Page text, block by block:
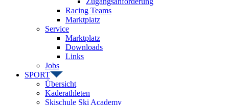
Racing Teams
Marktplatz
Service
Marktplatz
Downloads
Links
Jobs
SPORT
Übersicht
Kaderathleten
Skischule Ski Academy